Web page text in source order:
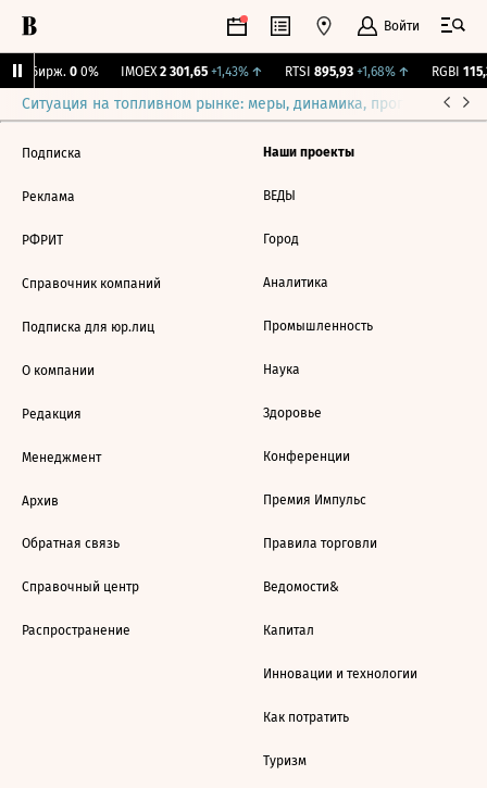
Войти
CNY Бирж. 0 0% IMOEX 2 301,65 +1,43%↑ RTSI 895,93 +1,68%↑ RGBI
Ситуация на топливном рынке: меры, динамика, прогнозы
Подписка
Реклама
РФРИТ
Справочник компаний
Подписка для юр.лиц
О компании
Редакция
Менеджмент
Архив
Обратная связь
Справочный центр
Распространение
Наши проекты
ВЕДЫ
Город
Аналитика
Промышленность
Наука
Здоровье
Конференции
Премия Импульс
Правила торговли
Ведомости&
Капитал
Инновации и технологии
Как потратить
Туризм